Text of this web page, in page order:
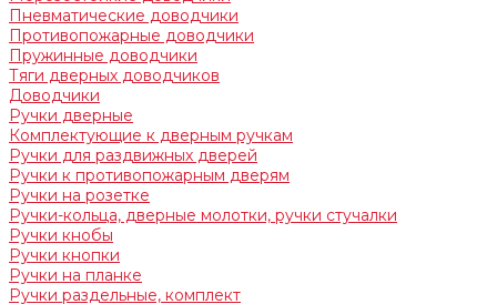
Пневматические доводчики
Противопожарные доводчики
Пружинные доводчики
Тяги дверных доводчиков
Доводчики
Ручки дверные
Комплектующие к дверным ручкам
Ручки для раздвижных дверей
Ручки к противопожарным дверям
Ручки на розетке
Ручки-кольца, дверные молотки, ручки стучалки
Ручки кнобы
Ручки кнопки
Ручки на планке
Ручки раздельные, комплект